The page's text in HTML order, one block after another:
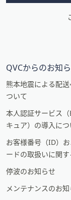
QVCからのお知
熊本地震による配
ついて
本人認証サービス
キュア）の導入につ
お客様番号（ID）
ードの取扱いに関
停波のお知らせ
メンテナンスのお